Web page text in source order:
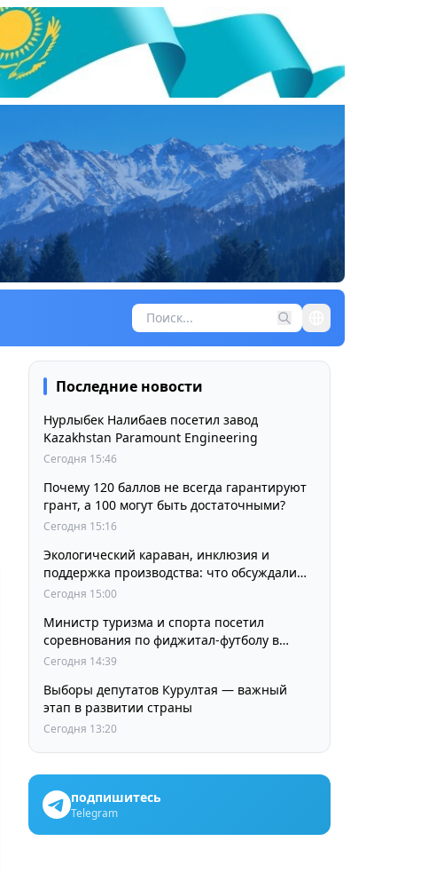
Последние новости
Нурлыбек Налибаев посетил завод
Kazakhstan Paramount Engineering
Сегодня 15:46
Почему 120 баллов не всегда гарантируют
грант, а 100 могут быть достаточными?
Сегодня 15:16
Экологический караван, инклюзия и
поддержка производства: что обсуждали
партии в регионах
Сегодня 15:00
Министр туризма и спорта посетил
соревнования по фиджитал-футболу в
рамках «Игр Будущего 2026»
Сегодня 14:39
Выборы депутатов Курултая — важный
этап в развитии страны
Сегодня 13:20
подпишитесь
Telegram